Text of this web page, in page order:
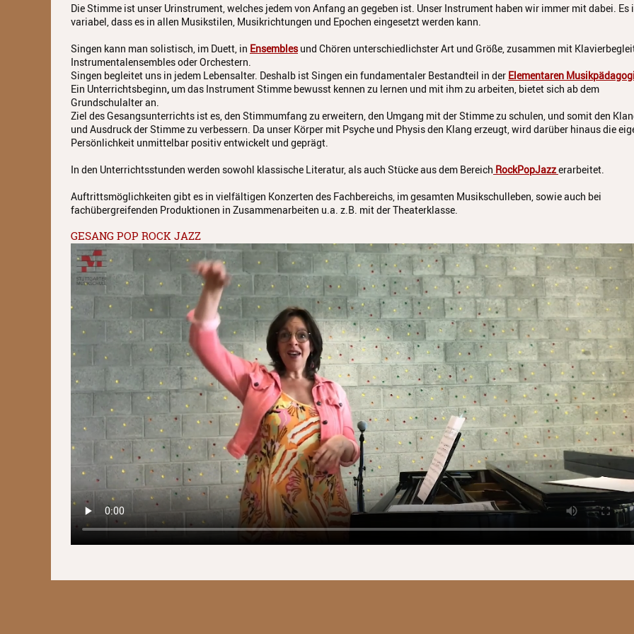
Die Stimme ist unser Urinstrument, welches jedem von Anfang an gegeben ist. Unser Instrument haben wir immer mit dabei. Es
variabel, dass es in allen Musikstilen, Musikrichtungen und Epochen eingesetzt werden kann.
Singen kann man solistisch, im Duett, in Ensemblesund Chören unterschiedlichster Art und Größe, zusammen mit
Instrumentalensembles oder Orchestern.
Singen begleitet uns in jedem Lebensalter. Deshalb ist Singen ein fundamentaler Bestandteil in der Elementaren
Ein Unterrichtsbeginn, um das Instrument Stimme bewusst kennen zu lernen und mit ihm zu arbeiten, bietet sich ab dem
Grundschulalter an.
Ziel des Gesangsunterrichts ist es, den Stimmumfang zu erweitern, den Umgang mit der Stimme zu schulen, und somit den
und Ausdruck der Stimme zu verbessern. Da unser Körper mit Psyche und Physis den Klang erzeugt, wird darüber hinaus die
Persönlichkeit unmittelbar positiv entwickelt und geprägt.
In den Unterrichtsstunden werden sowohl klassische Literatur, als auch Stücke aus dem Bereich RockPopJazzerarbeitet.
Auftrittsmöglichkeiten gibt es in vielfältigen Konzerten des Fachbereichs, im gesamten Musikschulleben, sowie auch bei
fachübergreifenden Produktionen in Zusammenarbeiten u.a. z.B. mit der Theaterklasse.
GESANG POP ROCK JAZZ